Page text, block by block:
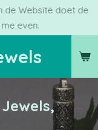
de Website doet de
even.